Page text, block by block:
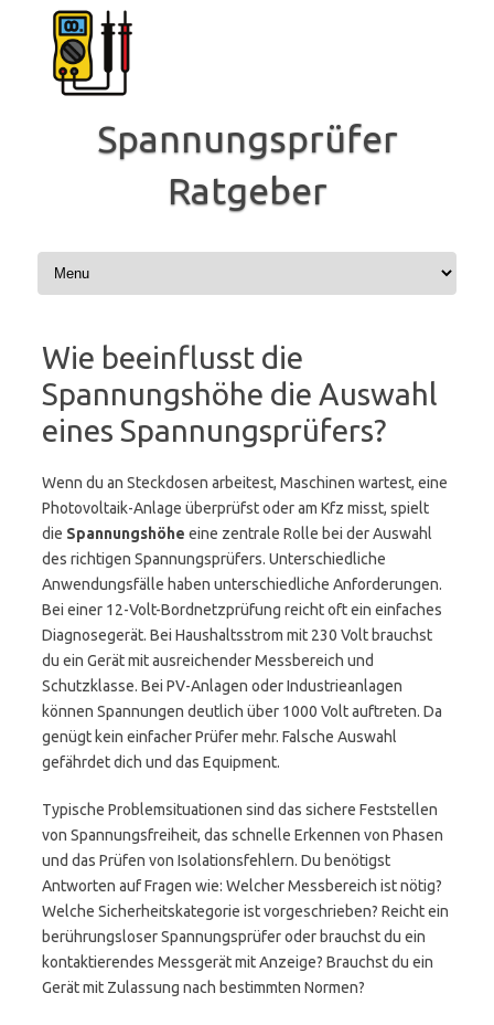
Inhalt
springen
Spannungsprüfer
Ratgeber
Wie beeinflusst die
Spannungshöhe die Auswahl
eines Spannungsprüfers?
Wenn du an Steckdosen arbeitest, Maschinen wartest, eine
Photovoltaik-Anlage überprüfst oder am Kfz misst, spielt
die Spannungshöhe eine zentrale Rolle bei der Auswahl
des richtigen Spannungsprüfers. Unterschiedliche
Anwendungsfälle haben unterschiedliche Anforderungen.
Bei einer 12-Volt-Bordnetzprüfung reicht oft ein einfaches
Diagnosegerät. Bei Haushaltsstrom mit 230 Volt brauchst
du ein Gerät mit ausreichender Messbereich und
Schutzklasse. Bei PV-Anlagen oder Industrieanlagen
können Spannungen deutlich über 1000 Volt auftreten. Da
genügt kein einfacher Prüfer mehr. Falsche Auswahl
gefährdet dich und das Equipment.
Typische Problemsituationen sind das sichere Feststellen
von Spannungsfreiheit, das schnelle Erkennen von Phasen
und das Prüfen von Isolationsfehlern. Du benötigst
Antworten auf Fragen wie: Welcher Messbereich ist nötig?
Welche Sicherheitskategorie ist vorgeschrieben? Reicht ein
berührungsloser Spannungsprüfer oder brauchst du ein
kontaktierendes Messgerät mit Anzeige? Brauchst du ein
Gerät mit Zulassung nach bestimmten Normen?